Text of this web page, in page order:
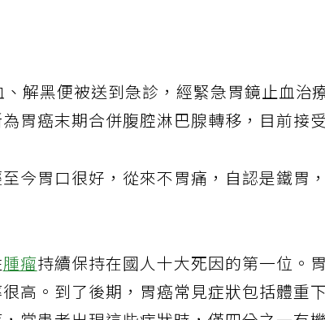
解黑便被送到急診，經緊急胃鏡止血治
胃癌末期合併腹腔淋巴腺轉移，目前接
今胃口很好，從來不胃痛，自認是鐵胃
腫瘤持續保持在國人十大死因的第一位。
高。到了後期，胃癌常見症狀包括體重